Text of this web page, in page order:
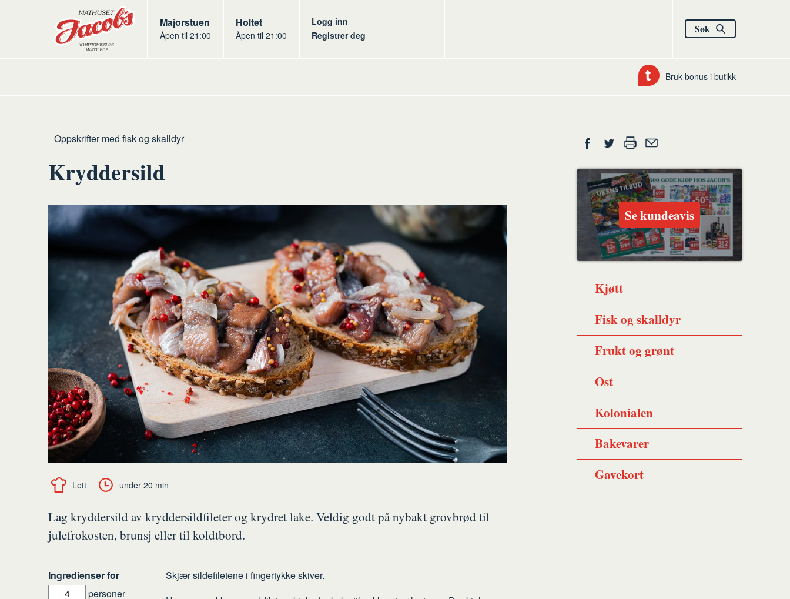
Butikker Jacobs
Majorstuen
Åpen til 21:00
Jacobs
Holtet
Åpen til 21:00
Logg inn
Registrer deg
Søk
Bruk bonus i butikk
Hjem
Fisk
skalldyr
Oppskrifter med fisk og skalldyr
Kryddersild
Lett under 20 min
Lag kryddersild av kryddersildfileter og krydret lake. Veldig godt på nybakt grovbrød til
julefrokosten, brunsj eller til koldtbord.
Ingredienser for
personer
Slik
Skjær sildefiletene i fingertykke skiver.
Del
på
Facebook
på
Twitter
ut en
venn
Se kundeavis
Kjøtt
Fisk og skalldyr
Frukt og grønt
Ost
Kolonialen
Bakevarer
Gavekort